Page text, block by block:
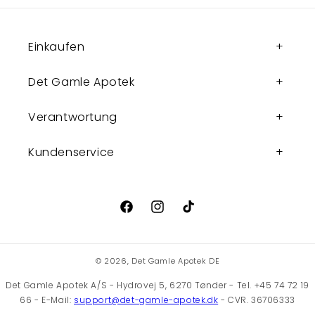
Einkaufen
Det Gamle Apotek
Verantwortung
Kundenservice
FacebookInstagram
TikTok
© 2026, Det Gamle Apotek DE
Det Gamle Apotek A/S - Hydrovej 5, 6270 Tønder - Tel. +45 74 72 19
66 - E-Mail: support@det-gamle-apotek.dk - CVR. 36706333